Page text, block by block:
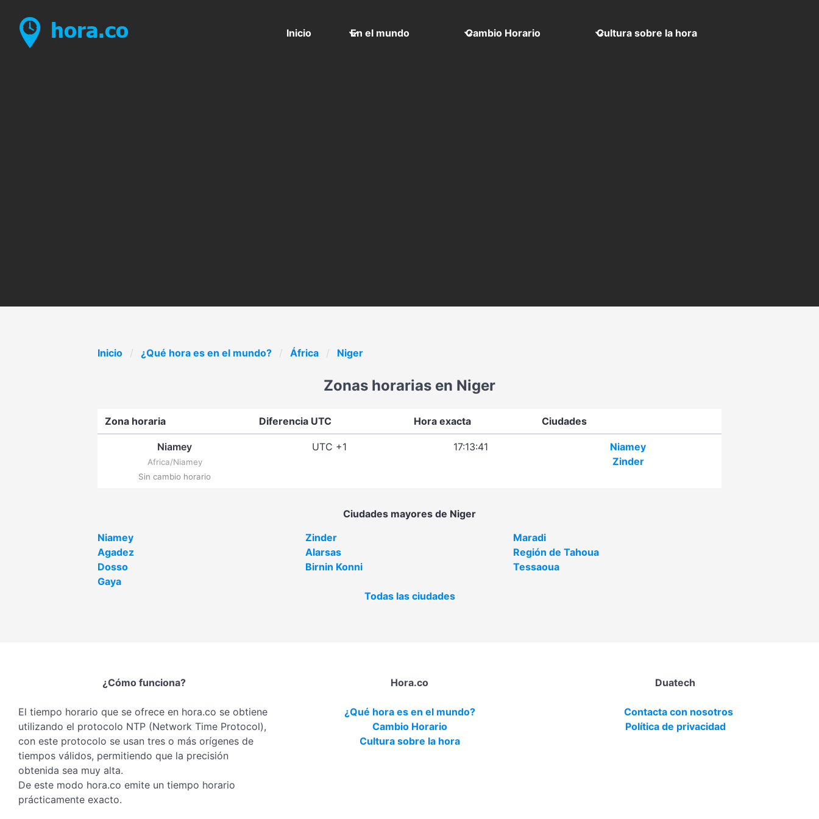
Inicio En el mundo Cambio Horario Cultura sobre la hora
Inicio ¿Qué hora es en el mundo? África Niger
Zonas horarias en Niger
Zona horaria Diferencia UTC Hora exacta Ciudades
Niamey
Africa/Niamey
Sin cambio horario
UTC +1 17:13:41
Niamey
Zinder
Ciudades mayores de Niger
Niamey
Zinder
Maradi
Agadez
Alarsas
Región de Tahoua
Dosso
Birnin Konni
Tessaoua
Gaya
Todas las ciudades
¿Cómo funciona?
El tiempo horario que se ofrece en hora.co se obtiene
utilizando el protocolo NTP (Network Time Protocol),
con este protocolo se usan tres o más orígenes de
tiempos válidos, permitiendo que la precisión
obtenida sea muy alta.
De este modo hora.co emite un tiempo horario
prácticamente exacto.
Hora.co
¿Qué hora es en el mundo?
Cambio Horario
Cultura sobre la hora
Duatech
Contacta con nosotros
Política de privacidad